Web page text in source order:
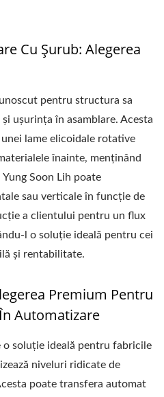
Cu Șurub: Alegerea
pentru structura sa
ușurința în asamblare. Acesta
lame elicoidale rotative
înainte, menținând
Soon Lih poate
sau verticale în funcție de
a clientului pentru un flux
l o soluție ideală pentru cei
și rentabilitate.
Premium Pentru
Automatizare
o soluție ideală pentru fabricile
niveluri ridicate de
poate transfera automat